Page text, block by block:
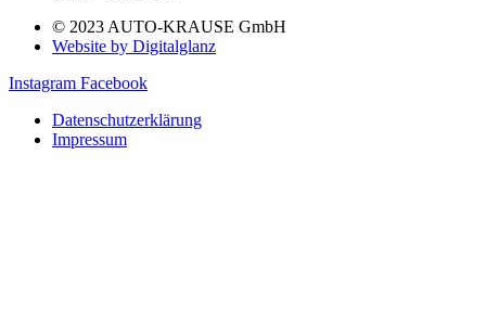
© 2023 AUTO-KRAUSE GmbH
Website by Digitalglanz
Instagram Facebook
Datenschutzerklärung
Impressum